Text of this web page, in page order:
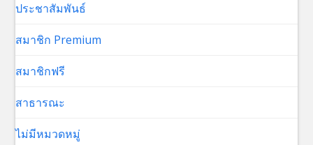
ประชาสัมพันธ์
สมาชิก Premium
สมาชิกฟรี
สาธารณะ
ไม่มีหมวดหมู่